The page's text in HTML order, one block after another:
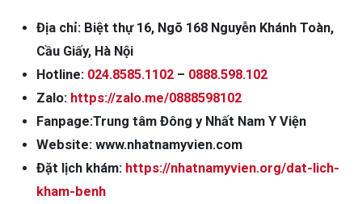
Địa chỉ: Biệt thự 16, Ngõ 168 Nguyễn Khánh Toàn,
Cầu Giấy, Hà Nội
Hotline: 024.8585.1102 – 0888.598.102
Zalo: https://zalo.me/0888598102
Fanpage:Trung tâm Đông y Nhất Nam Y Viện
Website: www.nhatnamyvien.com
Đặt lịch khám: https://nhatnamyvien.org/dat-lich-
kham-benh